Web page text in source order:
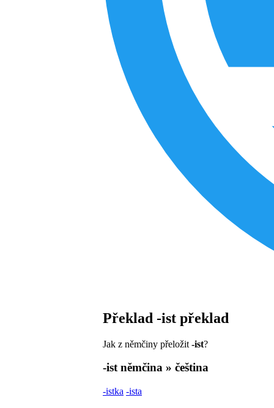
Překlad -ist překlad
Jak z němčiny přeložit -ist?
-ist němčina » čeština
-istka -ista